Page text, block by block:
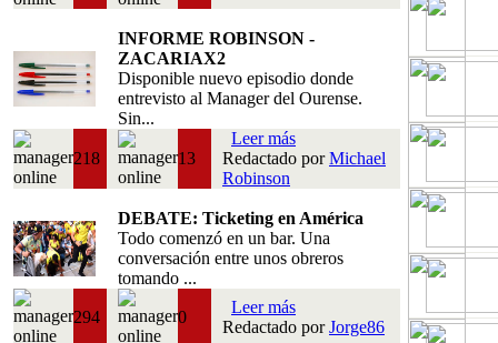
INFORME ROBINSON -
ZACARIAX2
Disponible nuevo episodio donde
entrevisto al Manager del Ourense.
Sin...
218 13
Leer más
Redactado porMichael
Robinson
DEBATE: Ticketing en América
Todo comenzó en un bar. Una
conversación entre unos obreros
tomando ...
294 0
Leer más
Redactado porJorge86